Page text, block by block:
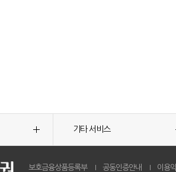
기타 서비스
보호금융상품등록부 공동인증안내 이용